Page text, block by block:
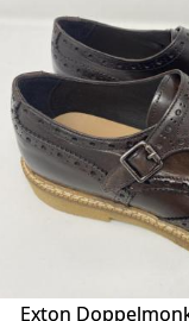
Exton